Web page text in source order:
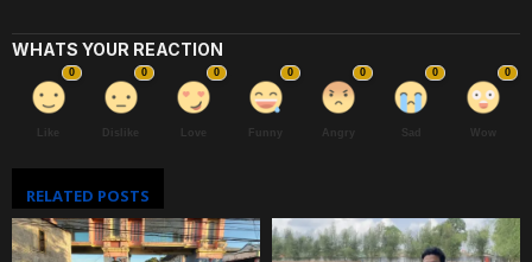
WHATS YOUR REACTION
0
Like
0
Dislike
0
Love
0
Funny
0
Angry
0
Sad
0
Wow
RELATED POSTS